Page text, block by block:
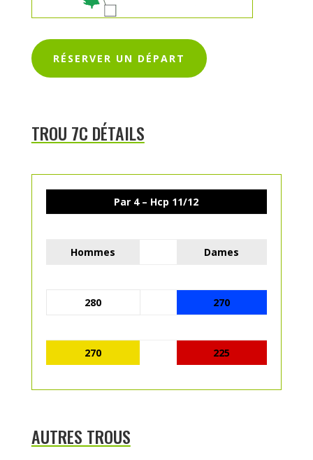
RÉSERVER UN DÉPART
TROU 7C DÉTAILS
Par 4 – Hcp 11/12
Hommes Dames
280 270
270 225
AUTRES TROUS